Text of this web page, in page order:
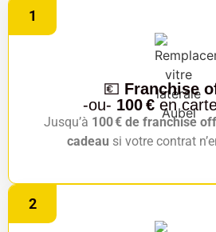
1
💶 Franchise
-ou- 100 € en
Jusqu’à 100 € de franchise
cadeau si votre contrat
2